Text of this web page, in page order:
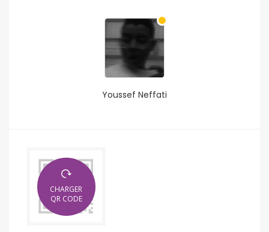
Youssef Neffati
CHARGER
QR CODE